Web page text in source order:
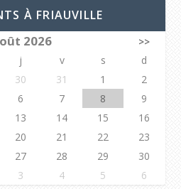
À FRIAUVILLE
2026
>>
j v s
d
30 31 1
2
6 7 8
9
13 14 15
16
20 21 22
23
27 28 29
30
3 4 5 6